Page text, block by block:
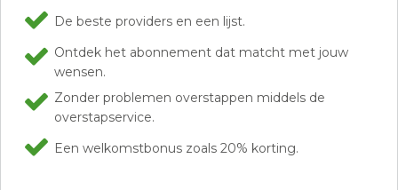
De beste providers en een lijst.
Ontdek het abonnement dat matcht met jouw
wensen.
Zonder problemen overstappen middels de
overstapservice.
Een welkomstbonus zoals 20% korting.